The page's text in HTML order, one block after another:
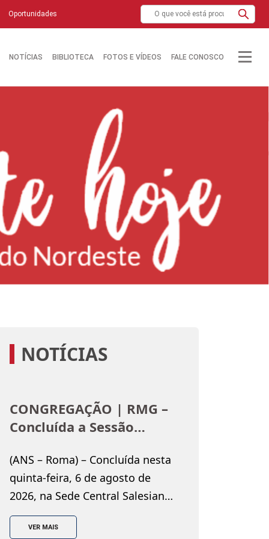
Oportunidades
NOTÍCIAS BIBLIOTECA FOTOS E VÍDEOS FALE CONOSCO
NOTÍCIAS
CONGREGAÇÃO | RMG –
Concluída a Sessão
Conselho Geral: o convite
do Reitor-Mor a escolher
“o caminho de Neemias”
(ANS – Roma) – Concluída nesta
quinta-feira, 6 de agosto de
2026, na Sede Central Salesiana
de Roma, a Sessão Plenária de
Verão do Conselho Geral,
VER MAIS